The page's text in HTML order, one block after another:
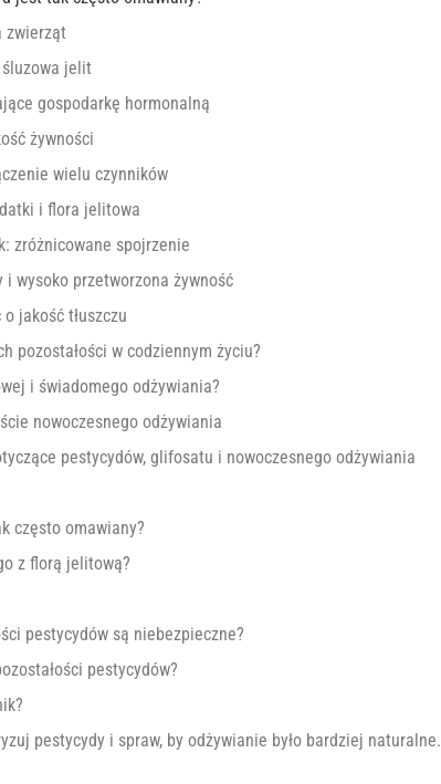
zwierząt
jelit
gospodarkę hormonalną
żywności
wielu czynników
i flora jelitowa
zróżnicowane spojrzenie
i wysoko przetworzona żywność
jakość tłuszczu
pozostałości w codziennym życiu?
i świadomego odżywiania?
nowoczesnego odżywiania
pestycydów, glifosatu i nowoczesnego odżywiania
często omawiany?
z florą jelitową?
pestycydów są niebezpieczne?
pestycydów?
pestycydy i spraw, by odżywianie było bardziej naturalne.